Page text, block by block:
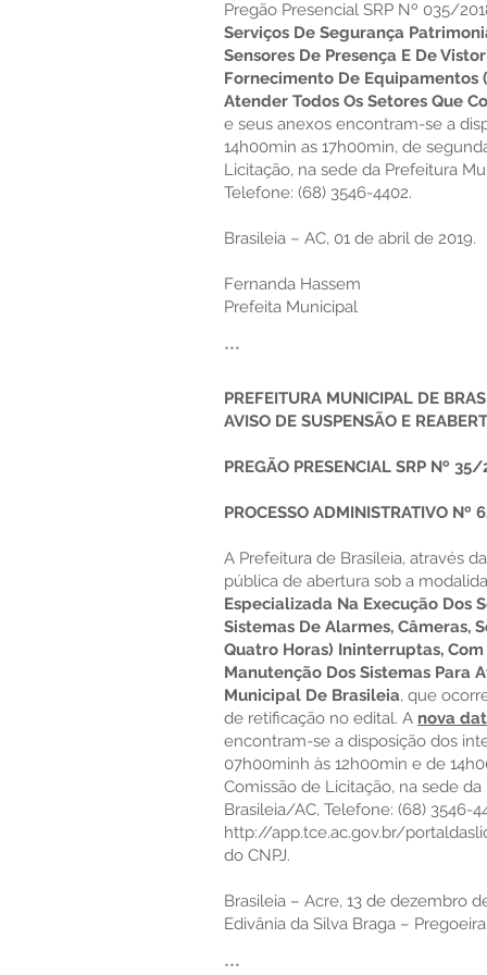
Pregão Presencial SRP Nº 035/
Serviços De Segurança
Sensores De Presença E De
Fornecimento De Equipamentos
Atender Todos Os Setores Que
e seus anexos encontram-se a
14h00min as 17h00min, de
Licitação, na sede da Prefeitura
Telefone: (68) 3546-4402.
Brasileia – AC, 01 de abril de 2019.
Fernanda Hassem
Prefeita Municipal
***
PREFEITURA MUNICIPAL DE
AVISO DE SUSPENSÃO E
PREGÃO PRESENCIAL SRP Nº
PROCESSO ADMINISTRATIVO Nº
A Prefeitura de Brasileia, através
pública de abertura sob a
Especializada Na Execução Dos
Sistemas De Alarmes, Câmeras,
Quatro Horas) Ininterruptas,
Manutenção Dos Sistemas Para
Municipal De Brasileia, que
de retificação no edital. A nova
encontram-se a disposição dos
07h00minh às 12h00min e de
Comissão de Licitação, na sede
Brasileia/AC, Telefone: (68)
http://app.tce.ac.gov.br/
do CNPJ.
Brasileia – Acre, 13 de dezembro
Edivânia da Silva Braga –
***